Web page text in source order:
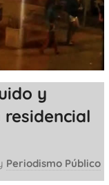
y
Periodismo Público